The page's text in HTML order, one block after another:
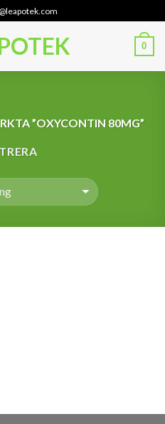
0
”OXYCONTIN 80MG”